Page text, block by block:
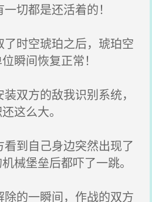
切都是还活着的！
时空琥珀之后，琥珀空
瞬间恢复正常！
双方的敌我识别系统，
这么大。
到自己身边突然出现了
械堡垒后都吓了一跳。
的一瞬间，作战的双方